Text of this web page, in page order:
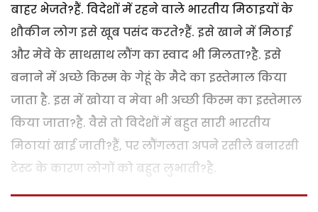
बाहर भेजते?हैं. विदेशों में रहने वाले भारतीय मिठाइयों के
शौकीन लोग इसे खूब पसंद करते?हैं. इसे खाने में मिठाई
और मेवे के साथसाथ लौंग का स्वाद भी मिलता?है. इसे
बनाने में अच्छे किस्म के गेहूं के मैदे का इस्तेमाल किया
जाता है. इस में खोया व मेवा भी अच्छी किस्म का इस्तेमाल
किया जाता?है. वैसे तो विदेशों में बहुत सारी भारतीय
मिठायां खाई जाती?हैं, पर लौंगलता अपने रसीले बनारसी
टेस्ट के कारण लोगों को बहुत लुभाती?है.